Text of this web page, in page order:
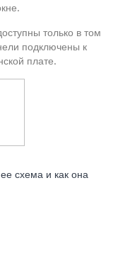
только в том
подключены к
плате.
схема и как она